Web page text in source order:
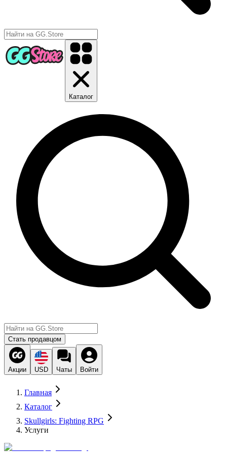
Каталог
Стать продавцом
Акции USD Чаты Войти
Главная
Каталог
Skullgirls: Fighting RPG
Услуги